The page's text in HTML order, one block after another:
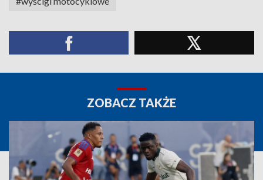
ZOBACZ TAKŻE